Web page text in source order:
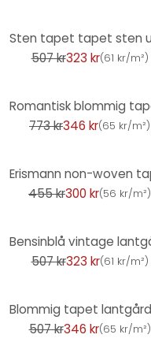
507 kr323 kr(61 kr/m²)
773 kr346 kr(65 kr/m²)
455 kr300 kr(56 kr/m²)
507 kr323 kr(61 kr/m²)
507 kr346 kr(65 kr/m²)